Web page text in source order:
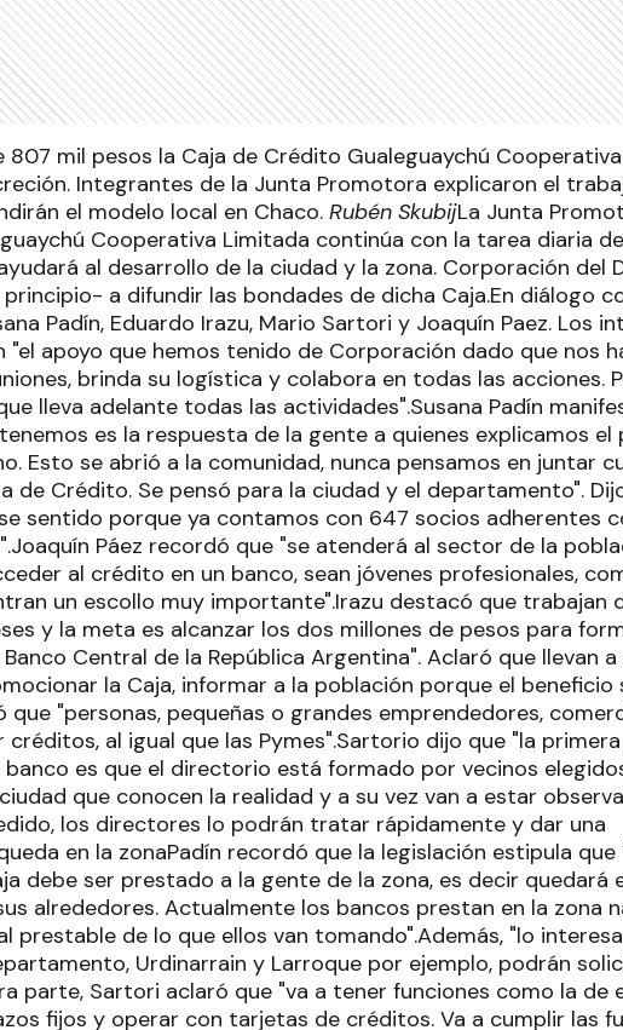
807 mil pesos la Caja de Crédito Gualeguaychú
Integrantes de la Junta Promotora explicaron el
el modelo local en Chaco. Rubén SkubijLa Junta
Cooperativa Limitada continúa con la tarea diaria
al desarrollo de la ciudad y la zona. Corporación del
a difundir las bondades de dicha Caja.En diálogo
Padín, Eduardo Irazu, Mario Sartori y Joaquín Paez. Los
apoyo que hemos tenido de Corporación dado que nos
brinda su logística y colabora en todas las acciones.
lleva adelante todas las actividades".Susana Padín
es la respuesta de la gente a quienes explicamos
Esto se abrió a la comunidad, nunca pensamos en juntar
de Crédito. Se pensó para la ciudad y el departamento".
sentido porque ya contamos con 647 socios adherentes
Páez recordó que "se atenderá al sector de la
al crédito en un banco, sean jóvenes profesionales,
un escollo muy importante".Irazu destacó que trabajan
y la meta es alcanzar los dos millones de pesos para
Central de la República Argentina". Aclaró que llevan
la Caja, informar a la población porque el beneficio
que "personas, pequeñas o grandes emprendedores,
al igual que las Pymes".Sartorio dijo que "la
es que el directorio está formado por vecinos
que conocen la realidad y a su vez van a estar
los directores lo podrán tratar rápidamente y dar una
en la zonaPadín recordó que la legislación estipula que
debe ser prestado a la gente de la zona, es decir quedará
alrededores. Actualmente los bancos prestan en la zona
prestable de lo que ellos van tomando".Además, "lo
Urdinarrain y Larroque por ejemplo, podrán
parte, Sartori aclaró que "va a tener funciones como la de
fijos y operar con tarjetas de créditos. Va a cumplir las